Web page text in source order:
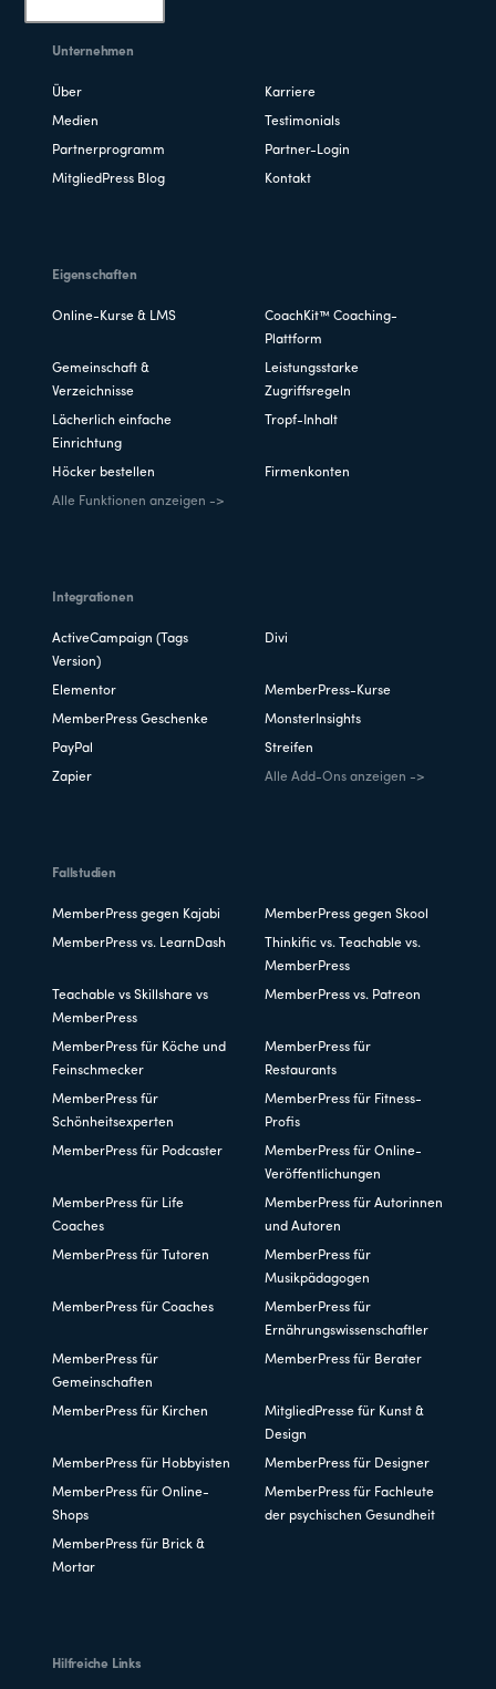
Unternehmen
Über Karriere
Medien Testimonials
Partnerprogramm Partner-Login
MitgliedPress Blog Kontakt
Eigenschaften
Online-Kurse & LMS
CoachKit™ Coaching-
Plattform
Gemeinschaft &
Verzeichnisse
Leistungsstarke
Zugriffsregeln
Lächerlich einfache
Einrichtung
Tropf-Inhalt
Höcker bestellen Firmenkonten
Alle Funktionen anzeigen ->
Integrationen
ActiveCampaign (Tags
Version)
Divi
Elementor MemberPress-Kurse
MemberPress Geschenke MonsterInsights
PayPal Streifen
Zapier Alle Add-Ons anzeigen ->
Fallstudien
MemberPress gegen Kajabi MemberPress gegen Skool
MemberPress vs. LearnDash
Thinkific vs. Teachable vs.
MemberPress
Teachable vs Skillshare vs
MemberPress
MemberPress vs. Patreon
MemberPress für Köche und
Feinschmecker
MemberPress für
Restaurants
MemberPress für
Schönheitsexperten
MemberPress für Fitness-
Profis
MemberPress für Podcaster
MemberPress für Online-
Veröffentlichungen
MemberPress für Life
Coaches
MemberPress für Autorinnen
und Autoren
MemberPress für Tutoren
MemberPress für
Musikpädagogen
MemberPress für Coaches
MemberPress für
Ernährungswissenschaftler
MemberPress für
Gemeinschaften
MemberPress für Berater
MemberPress für Kirchen
MitgliedPresse für Kunst &
Design
MemberPress für Hobbyisten MemberPress für Designer
MemberPress für Online-
Shops
MemberPress für Fachleute
der psychischen Gesundheit
MemberPress für Brick &
Mortar
Hilfreiche Links